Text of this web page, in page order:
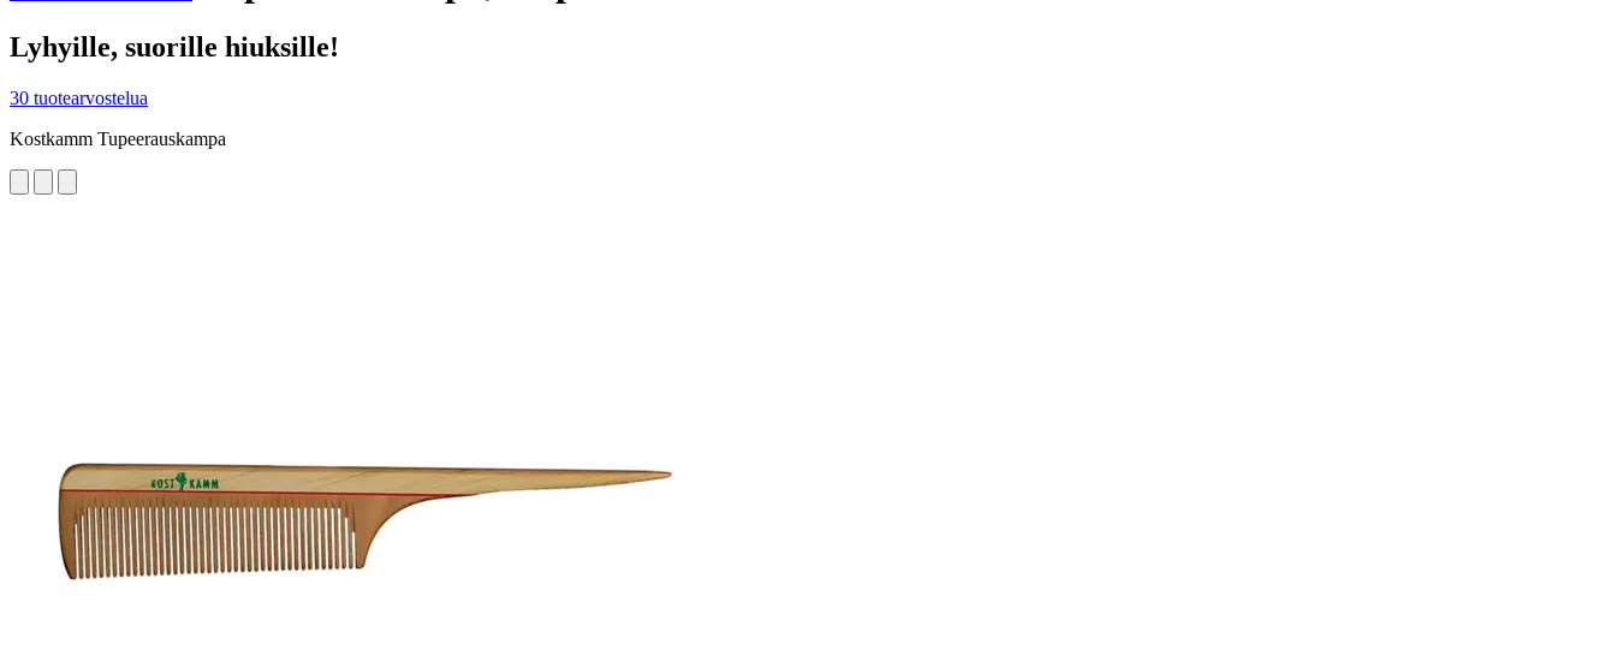
Lyhyille, suorille hiuksille!
30 tuotearvostelua
Kostkamm Tupeerauskampa